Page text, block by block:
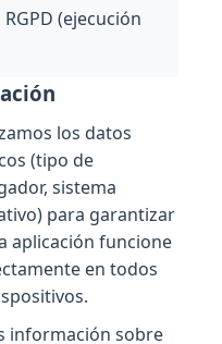
(ejecución
los datos
(tipo de
sistema
para garantizar
aplicación funcione
en todos
información sobre